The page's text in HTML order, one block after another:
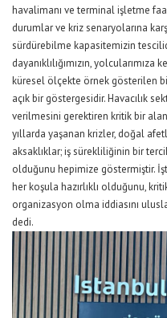
havalimanı ve terminal işletme
durumlar ve kriz senaryolarına
sürdürebilme kapasitemizin
dayanıklılığımızın, yolcularımıza
küresel ölçekte örnek gösterilen
açık bir göstergesidir. Havacılık
verilmesini gerektiren kritik bir
yıllarda yaşanan krizler, doğal
aksaklıklar; iş sürekliliğinin bir
olduğunu hepimize göstermiştir.
her koşula hazırlıklı olduğunu,
organizasyon olma iddiasını
dedi.